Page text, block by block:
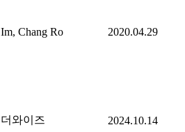
Im, Chang Ro 2020.04.29
더와이즈 2024.10.14